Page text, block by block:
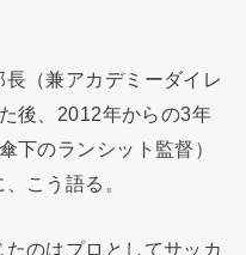
（兼アカデミーダイレ
後、2012年からの3年
下のランシット監督）
こう語る。
たのはプロとしてサッカ